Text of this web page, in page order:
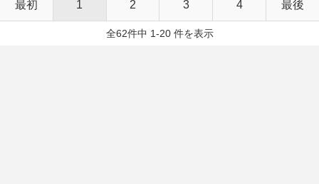
最初 1 2 3 4 最後
全62件中 1-20 件を表示